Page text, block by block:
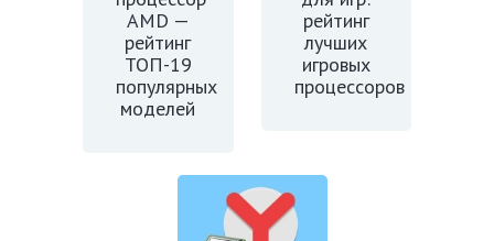
AMD —
рейтинг
ТОП-19
популярных
моделей
рейтинг
лучших
игровых
процессоров